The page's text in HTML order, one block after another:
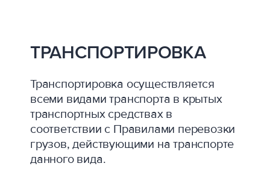
ТРАНСПОРТИРОВКА
Транспортировка осуществляется
всеми видами транспорта в крытых
транспортных средствах в
соответствии с Правилами перевозки
грузов, действующими на транспорте
данного вида.